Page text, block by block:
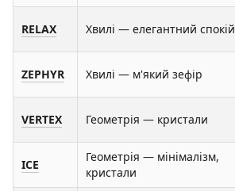
RELAX Хвилі — елегантний спокій
ZEPHYR Хвилі — м'який зефір
VERTEX Геометрія — кристали
ICE
Геометрія — мінімалізм,
кристали